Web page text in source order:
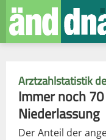
Arztzahlstatistik
Immer noch
Niederlassung
Der Anteil der